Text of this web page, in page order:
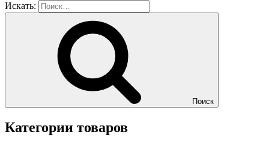
Искать:
Поиск
Категории товаров